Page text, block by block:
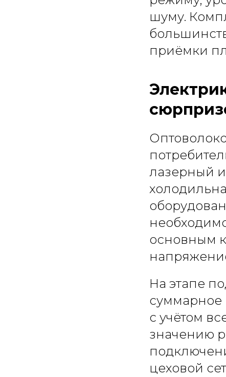
шуму.
приёмки
лазерный
основным
На этапе
суммарное
с учётом
значению
цеховой